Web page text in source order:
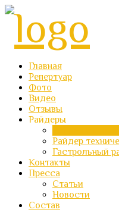
Главная
Репертуар
Фото
Видео
Отзывы
Райдеры
Райдер
Гастрольный
Контакты
Пресса
Статьи
Новости
Состав